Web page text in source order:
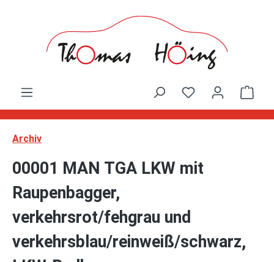
Archiv
00001 MAN TGA LKW mit
Raupenbagger,
verkehrsrot/fehgrau und
verkehrsblau/reinweiß/schwarz,